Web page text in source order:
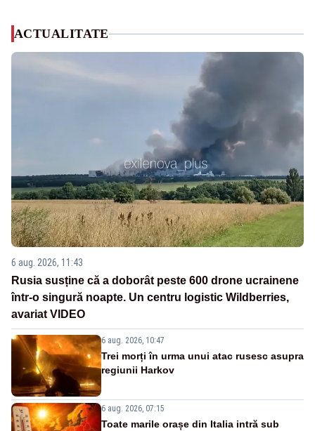
ACTUALITATE
6 aug. 2026, 11:43
Rusia susține că a doborât peste 600 drone ucrainene
într-o singură noapte. Un centru logistic Wildberries,
avariat VIDEO
6 aug. 2026, 10:47
Trei morți în urma unui atac rusesc asupra
regiunii Harkov
6 aug. 2026, 07:15
Toate marile orașe din Italia intră sub